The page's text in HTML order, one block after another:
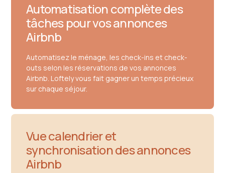
Automatisation complète des
tâches pour vos annonces
Airbnb
Automatisez le ménage, les check-ins et check-
outs selon les réservations de vos annonces
Airbnb. Loftely vous fait gagner un temps précieux
sur chaque séjour.
Vue calendrier et
synchronisation des annonces
Airbnb